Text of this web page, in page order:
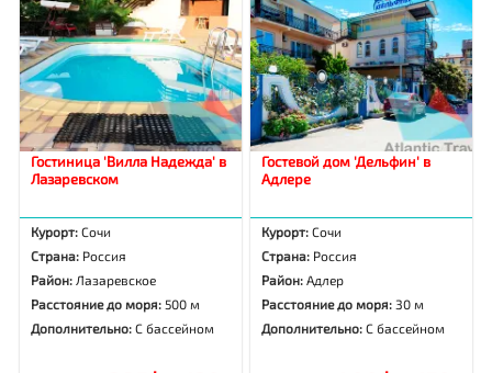
Гостиница 'Вилла Надежда' в
Лазаревском
Курорт:Сочи
Страна: Россия
Район: Лазаревское
Расстояние до моря: 500 м
Дополнительно:С бассейном
Гостевой дом 'Дельфин' в
Адлере
Курорт:Сочи
Страна: Россия
Район:Адлер
Расстояние до моря: 30 м
Дополнительно:С бассейном